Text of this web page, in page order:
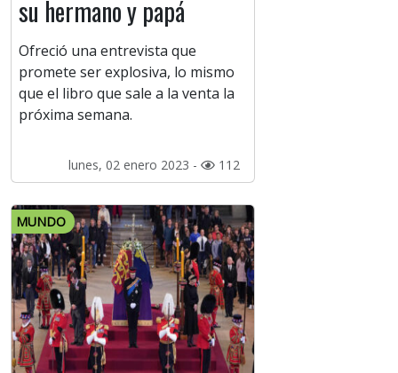
su hermano y papá
Ofreció una entrevista que
promete ser explosiva, lo mismo
que el libro que sale a la venta la
próxima semana.
lunes, 02 enero 2023 - 112
MUNDO